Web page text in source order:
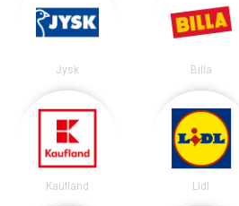
Jysk Billa
Kaufland Lidl